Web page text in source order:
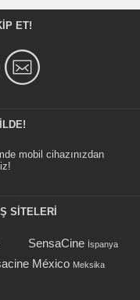
ET!
mobil cihazınızdan
SİTELERİ
SensaCine İspanya
México Meksika